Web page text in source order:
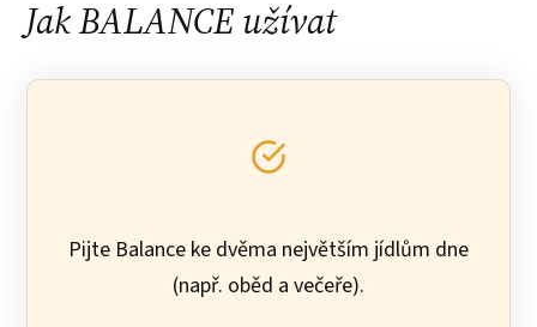
Jak BALANCE užívat
Pijte Balance ke dvěma největším jídlům dne
(např. oběd a večeře).